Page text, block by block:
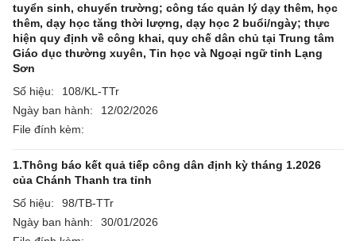
tuyển sinh, chuyển trường; công tác quản lý dạy thêm, học
thêm, dạy học tăng thời lượng, dạy học 2 buổi/ngày; thực
hiện quy định về công khai, quy chế dân chủ tại Trung tâm
Giáo dục thường xuyên, Tin học và Ngoại ngữ tỉnh Lạng
Sơn
Số hiệu:
108/KL-TTr
Ngày ban hành:
12/02/2026
File đính kèm:
1.Thông báo kết quả tiếp công dân định kỳ tháng 1.2026
của Chánh Thanh tra tỉnh
Số hiệu:
98/TB-TTr
Ngày ban hành:
30/01/2026